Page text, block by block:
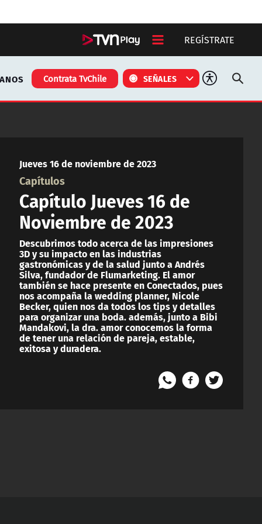
REGÍSTRATE
Contrata TvChile SEÑALES
Jueves 16 de noviembre de 2023
Capítulos
Capítulo Jueves 16 de
Noviembre de 2023
Descubrimos todo acerca de las impresiones
3D y su impacto en las industrias
gastronómicas y de la salud junto a Andrés
Silva, fundador de Flumarketing. El amor
también se hace presente en Conectados, pues
nos acompaña la wedding planner, Nicole
Becker, quien nos da todos los tips y detalles
para organizar una boda. además, junto a Bibi
Mandakovi, la dra. amor conocemos la forma
de tener una relación de pareja, estable,
exitosa y duradera.